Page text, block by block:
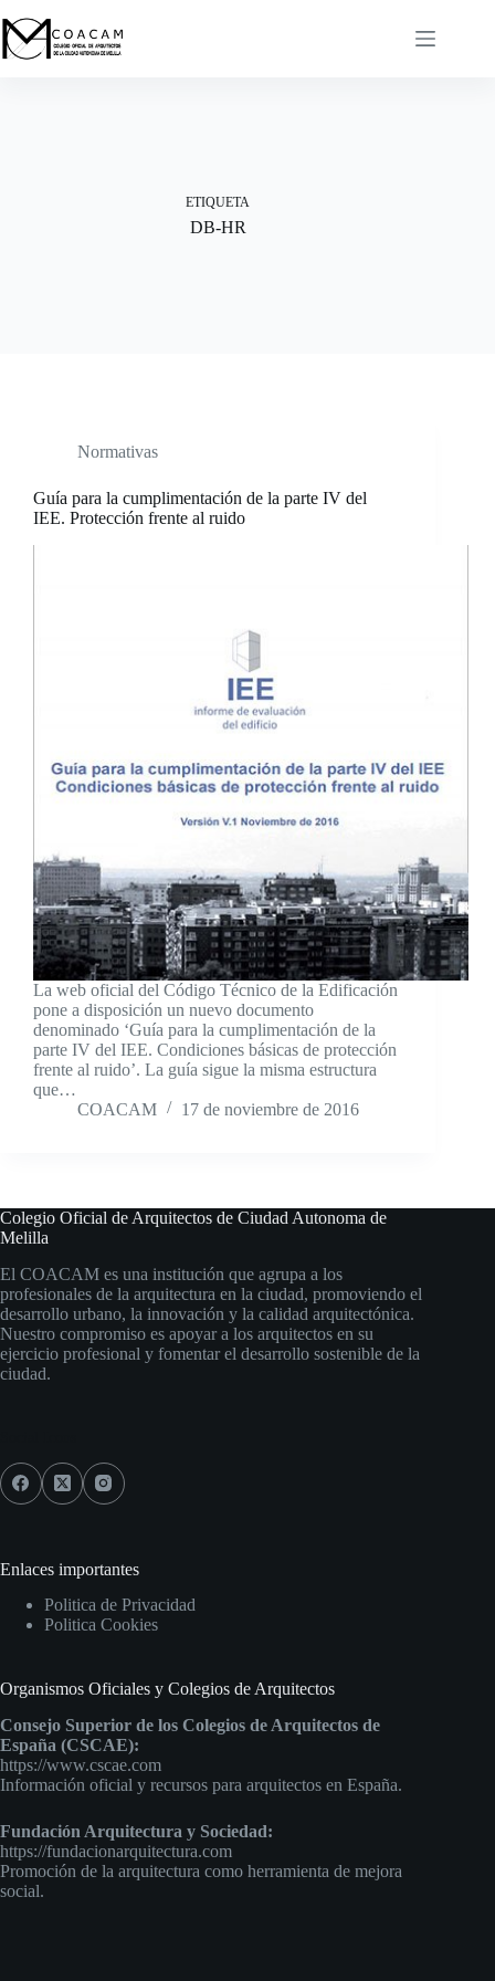
al
contenido
ETIQUETA
DB-HR
Normativas
Guía para la cumplimentación de la parte IV del
IEE. Protección frente al ruido
La web oficial del Código Técnico de la Edificación
pone a disposición un nuevo documento
denominado ‘Guía para la cumplimentación de la
parte IV del IEE. Condiciones básicas de protección
frente al ruido’. La guía sigue la misma estructura
que…
COACAM
17 de noviembre de 2016
Colegio Oficial de Arquitectos de Ciudad Autonoma de
Melilla
El COACAM es una institución que agrupa a los
profesionales de la arquitectura en la ciudad, promoviendo el
desarrollo urbano, la innovación y la calidad arquitectónica.
Nuestro compromiso es apoyar a los arquitectos en su
ejercicio profesional y fomentar el desarrollo sostenible de la
ciudad.
Enlaces importantes
Politica de Privacidad
Politica Cookies
Organismos Oficiales y Colegios de Arquitectos
Consejo Superior de los Colegios de Arquitectos de
España (CSCAE):
https://www.cscae.com
Información oficial y recursos para arquitectos en España.
Fundación Arquitectura y Sociedad:
https://fundacionarquitectura.com
Promoción de la arquitectura como herramienta de mejora
social.